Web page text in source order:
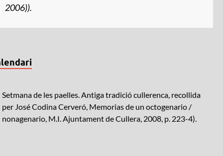
2006)).
Setmana de les paelles. Antiga tradició cullerenca, recollida
per José Codina Cerveró, Memorias de un octogenario /
nonagenario, M.I. Ajuntament de Cullera, 2008, p. 223-4).